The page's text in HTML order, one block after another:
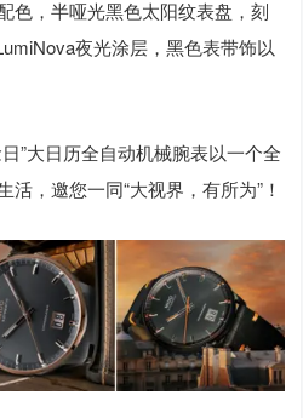
色，半哑光黑色太阳纹表盘，刻
夜光涂层，黑色表带饰以
”大日历全自动机械腕表以一个全
，邀您一同“大视界，有所为”！